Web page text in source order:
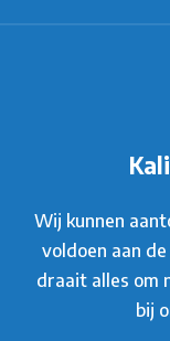
Wij kunnen
voldoen aan
draait alles om
bij